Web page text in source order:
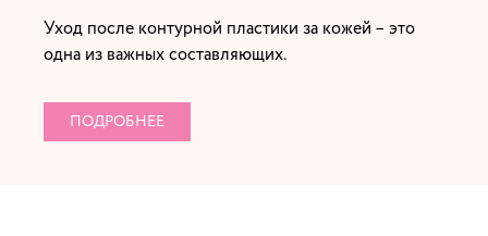
Уход после контурной пластики за кожей – это
одна из важных составляющих.
ПОДРОБНЕЕ